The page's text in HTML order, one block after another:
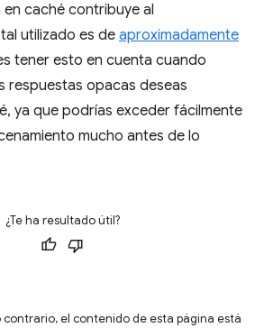
caché contribuye al
utilizado es de aproximadamente
tener esto en cuenta cuando
respuestas opacas deseas
ya que podrías exceder fácilmente
mucho antes de lo
¿Te ha resultado útil?
contrario, el contenido de esta página está